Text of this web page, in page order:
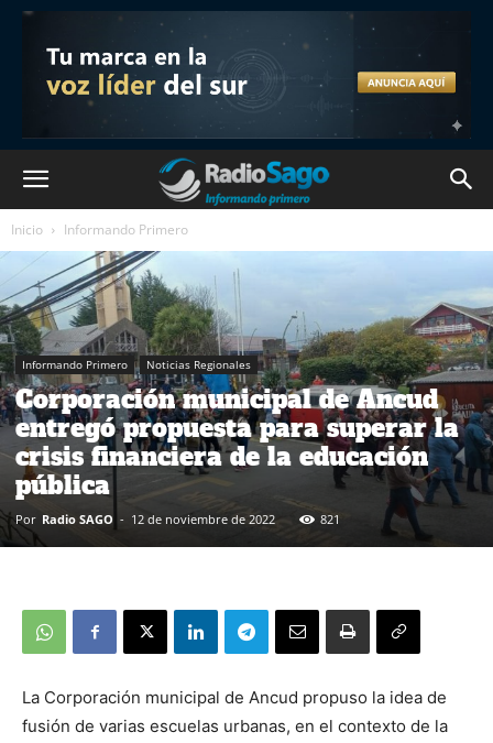
Inicio Informando Primero
Informando Primero Noticias Regionales
Corporación municipal de Ancud
entregó propuesta para superar la
crisis financiera de la educación
pública
Por Radio SAGO - 12 de noviembre de 2022 821
La Corporación municipal de Ancud propuso la idea de
fusión de varias escuelas urbanas, en el contexto de la